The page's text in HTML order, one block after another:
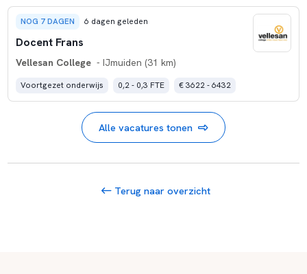
NOG 7 DAGEN 6 dagen geleden
Docent Frans
Vellesan College - IJmuiden (31 km)
Voortgezet onderwijs 0,2 - 0,3 FTE € 3622 - 6432
Alle vacatures tonen
Terug naar overzicht